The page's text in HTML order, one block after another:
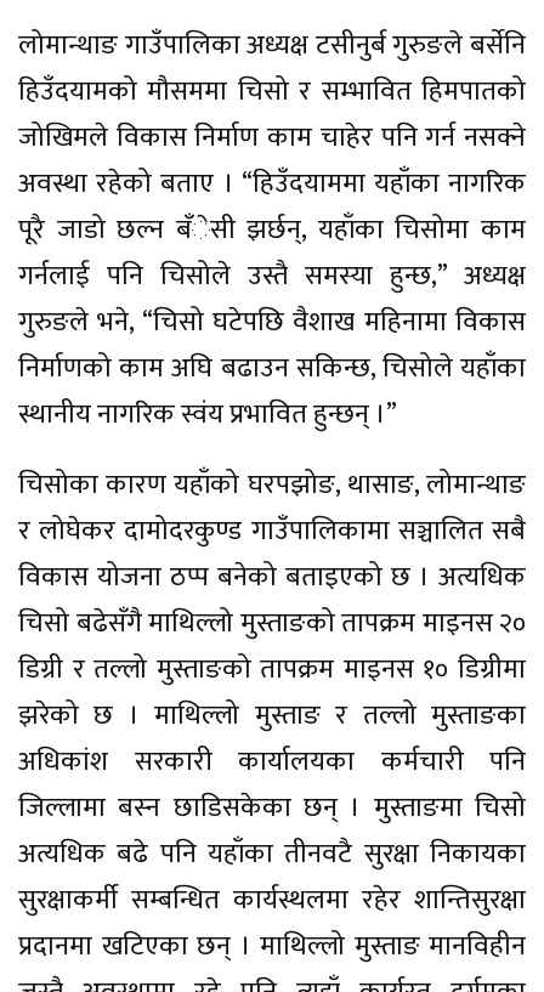
लोमान्थाङ गाउँपालिका अध्यक्ष टसीनुर्ब गुरुङले बर्सेनि
हिउँदयामको मौसममा चिसो र सम्भावित हिमपातको
जोखिमले विकास निर्माण काम चाहेर पनि गर्न नसक्ने
अवस्था रहेको बताए । “हिउँदयाममा यहाँका नागरिक
पूरै जाडो छल्न बँेसी झर्छन्, यहाँका चिसोमा काम
गर्नलाई पनि चिसोले उस्तै समस्या हुन्छ,” अध्यक्ष
गुरुङले भने, “चिसो घटेपछि वैशाख महिनामा विकास
निर्माणको काम अघि बढाउन सकिन्छ, चिसोले यहाँका
स्थानीय नागरिक स्वंय प्रभावित हुन्छन् ।”
चिसोका कारण यहाँको घरपझोङ, थासाङ, लोमान्थाङ
र लोघेकर दामोदरकुण्ड गाउँपालिकामा सञ्चालित सबै
विकास योजना ठप्प बनेको बताइएको छ । अत्यधिक
चिसो बढेसँगै माथिल्लो मुस्ताङको तापक्रम माइनस २०
डिग्री र तल्लो मुस्ताङको तापक्रम माइनस १० डिग्रीमा
झरेको छ । माथिल्लो मुस्ताङ र तल्लो मुस्ताङका
अधिकांश सरकारी कार्यालयका कर्मचारी पनि
जिल्लामा बस्न छाडिसकेका छन् । मुस्ताङमा चिसो
अत्यधिक बढे पनि यहाँका तीनवटै सुरक्षा निकायका
सुरक्षाकर्मी सम्बन्धित कार्यस्थलमा रहेर शान्तिसुरक्षा
प्रदानमा खटिएका छन् । माथिल्लो मुस्ताङ मानविहीन